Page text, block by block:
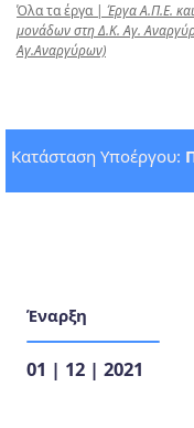
Όλα τα έργα| Έργα Α.Π.Ε.
μονάδων στη Δ.Κ. Αγ.
Αγ.Αναργύρων)
Κατάσταση Υποέργου:
Έναρξη
01 | 12 | 2021